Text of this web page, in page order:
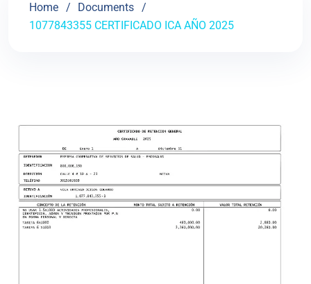
Home
Documents
1077843355 CERTIFICADO ICA AÑO 2025